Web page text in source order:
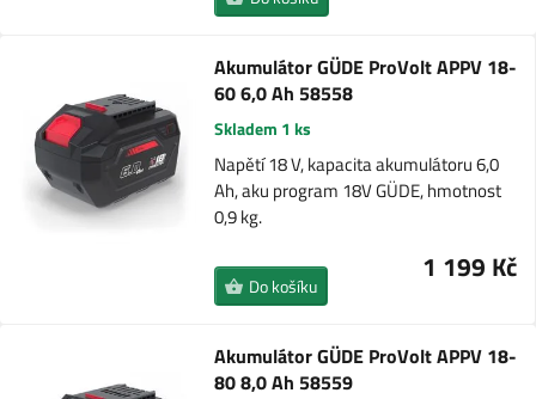
Akumulátor GÜDE ProVolt APPV 18-
60 6,0 Ah 58558
Skladem 1 ks
Napětí 18 V, kapacita akumulátoru 6,0
Ah, aku program 18V GÜDE, hmotnost
0,9 kg.
1 199 Kč
Do košíku
Akumulátor GÜDE ProVolt APPV 18-
80 8,0 Ah 58559